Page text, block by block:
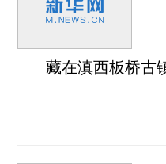
藏在滇西板桥古